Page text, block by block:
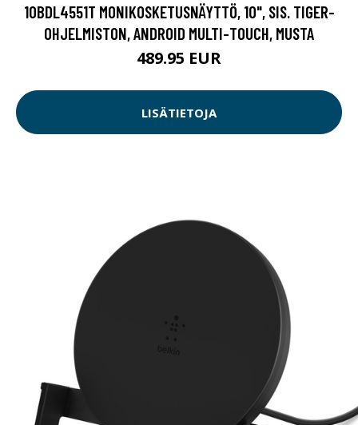
10BDL4551T MONIKOSKETUSNÄYTTÖ, 10", SIS. TIGER-
OHJELMISTON, ANDROID MULTI-TOUCH, MUSTA
489.95 EUR
LISÄTIETOJA